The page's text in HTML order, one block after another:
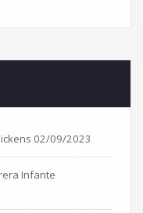
02/09/2023
Infante